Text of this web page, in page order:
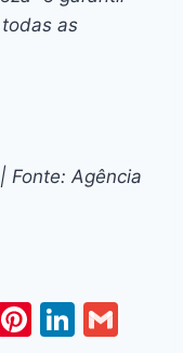
as
| Fonte: Agência
Pi Li